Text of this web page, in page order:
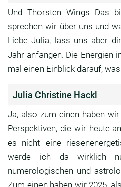
Und Thorsten Wings Das
sprechen wir über uns und
Liebe Julia, lass uns aber
Jahr anfangen. Die Energien
mal einen Einblick darauf,
Julia Christine Hackl
Ja, also zum einen haben
Perspektiven, die wir heute
es nicht eine
werde ich da wirklich
numerologischen und